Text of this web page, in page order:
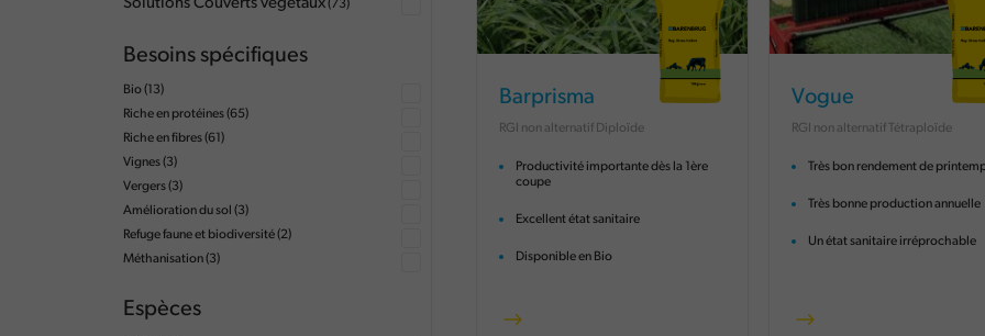
Solutions Couverts végétaux(73)
Besoins spécifiques
Bio(13)
Riche en protéines(65)
Riche en fibres(61)
Vignes(3)
Vergers(3)
Amélioration du sol (3)
Refuge faune et biodiversité(2)
Méthanisation(3)
Espèces
Barprisma
RGI non alternatif Diploïde
Productivité importante dès la 1ère
coupe
Excellent état sanitaire
Disponible en Bio
Vogue
RGI non alternatif Tétraploïde
Très bon rendement de
Très bonne production annuelle
Un état sanitaire irréprochable